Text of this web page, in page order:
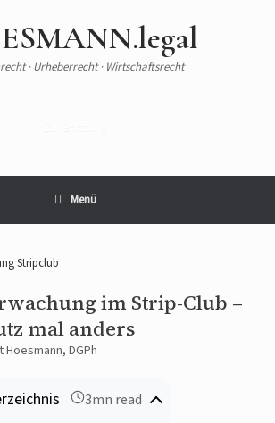
· Urheberrecht · Wirtschaftsrecht
Menü
im Strip-Club –
mal anders
DGPh
3mn read